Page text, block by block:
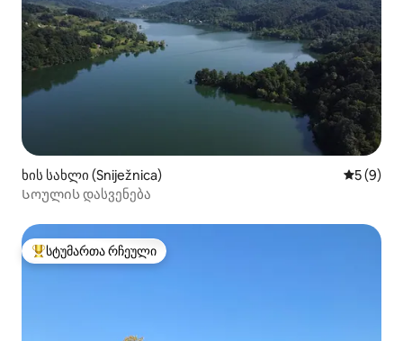
ხის სახლი (Sniježnica) საშუალო
5 (9)
Სოულის დასვენება
სტუმართა რჩეული მოწინავე ვარიანტი
სტუმართა რჩეული